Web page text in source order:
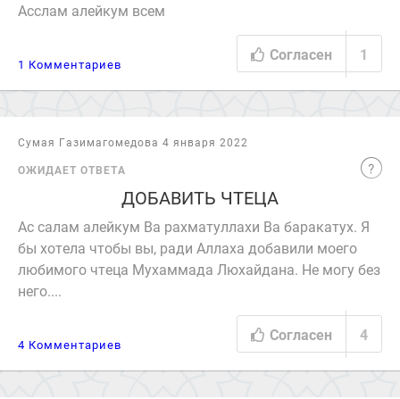
Асслам алейкум всем
1 Комментариев
Согласен 1
Сумая Газимагомедова 4 января 2022
ОЖИДАЕТ ОТВЕТА
ДОБАВИТЬ ЧТЕЦА
Ас салам алейкум Ва рахматуллахи Ва баракатух. Я
бы хотела чтобы вы, ради Аллаха добавили моего
любимого чтеца Мухаммада Люхайдана. Не могу без
него....
4 Комментариев
Согласен 4